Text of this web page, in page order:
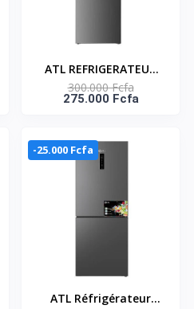
ATL REFRIGERATEUR
ATL - 324L - 02 PORTES
- INOX - GRIS +
ATL-2D340D
300.000 Fcfa
275.000 Fcfa
-25.000 Fcfa
ATL Réfrigérateur